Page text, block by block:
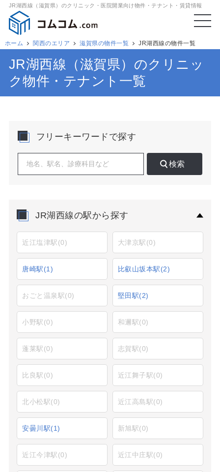
JR湖西線（滋賀県）のクリニック・医院開業向け物件・テナント・賃貸情報
ホーム 関西のエリア 滋賀県の物件一覧 JR湖西線の物件一覧
JR湖西線（滋賀県）のクリニッ
ク物件・テナント一覧
フリーキーワードで探す
検索
JR湖西線の駅から探す
近江塩津駅(0) 大津京駅(0)
唐崎駅(1) 比叡山坂本駅(2)
おごと温泉駅(0) 堅田駅(2)
小野駅(0) 和邇駅(0)
蓬莱駅(0) 志賀駅(0)
比良駅(0) 近江舞子駅(0)
北小松駅(0) 近江高島駅(0)
安曇川駅(1) 新旭駅(0)
近江今津駅(0) 近江中庄駅(0)